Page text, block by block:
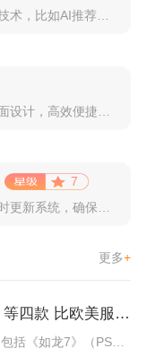
玩乐购软件通过引入最新的技术，比如AI推荐算法、AR试穿功能...
7
更多+
8月PS+港服会免：《如龙7》等四款 比欧美服多一款
官方公布了8月份港服的PS Plus会免游戏，包括《如龙7》（PS4/PS5）、《小小梦魇》（PS4）、《托尼霍克职业滑...